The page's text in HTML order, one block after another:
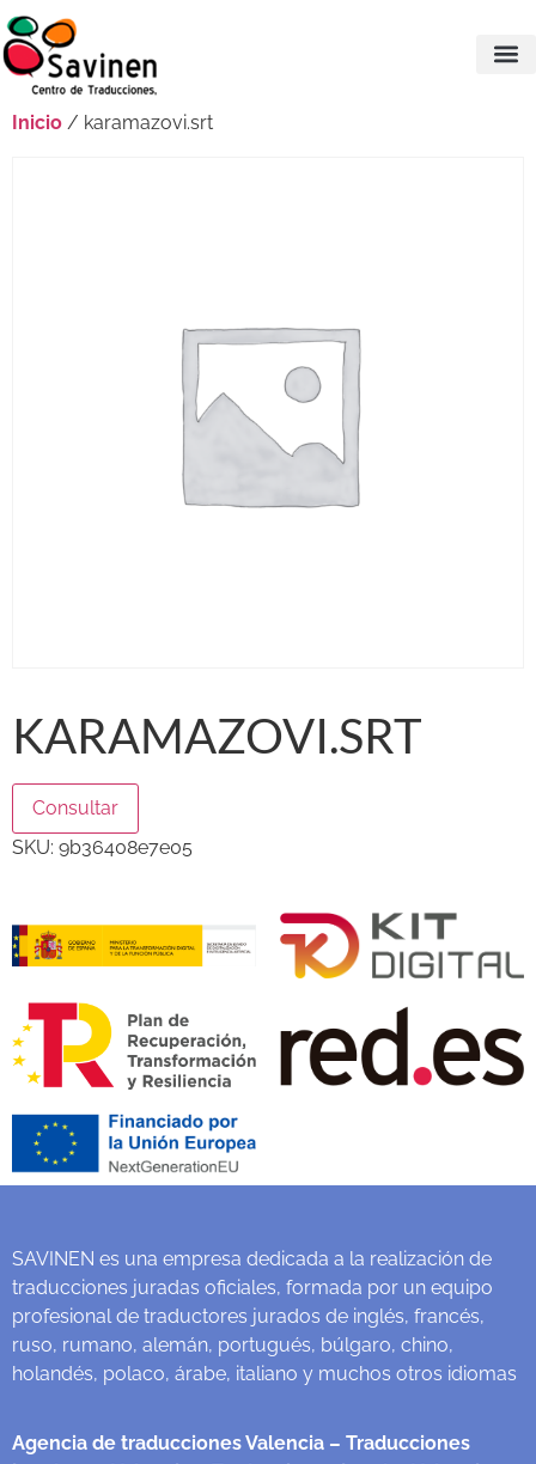
Inicio / karamazovi.srt
KARAMAZOVI.SRT
Consultar
SKU: 9b36408e7e05
SAVINEN es una empresa dedicada a la realización de
traducciones juradas oficiales, formada por un equipo
profesional de traductores jurados de inglés, francés,
ruso, rumano, alemán, portugués, búlgaro, chino,
holandés, polaco, árabe, italiano y muchos otros idiomas
Agencia de traducciones Valencia – Traducciones